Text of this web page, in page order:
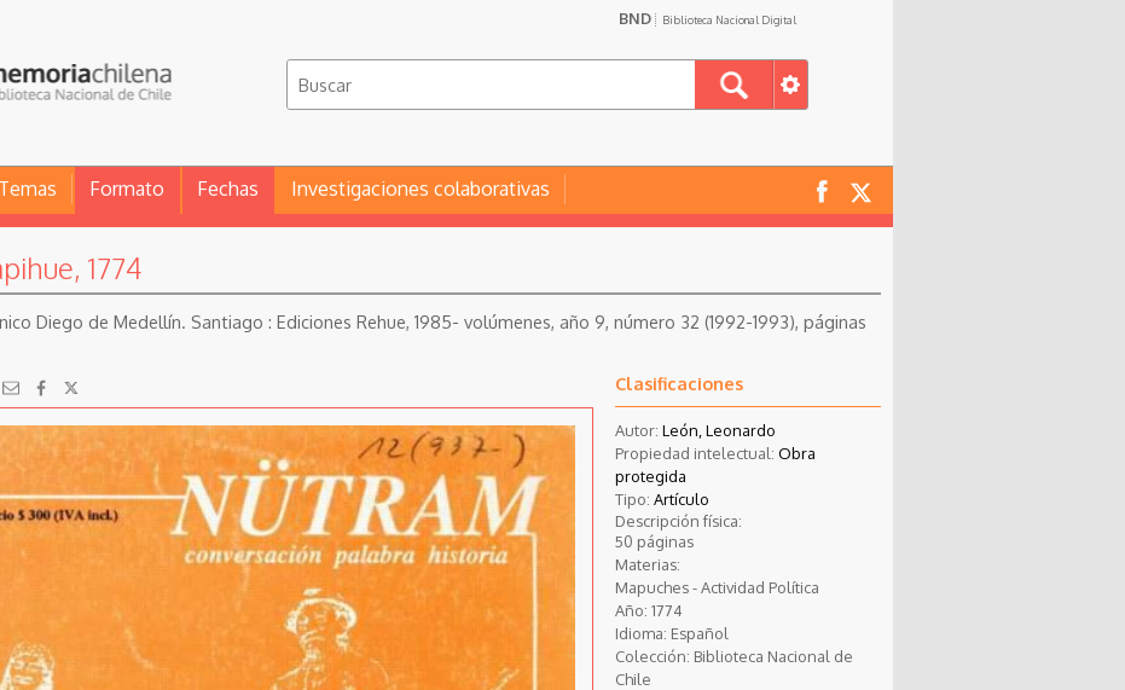
BND Biblioteca Nacional Digital
Temas Formato Fechas Investigaciones colaborativas
1774
Diego de Medellín. Santiago : Ediciones Rehue, 1985- volúmenes, año 9, número 32 (1992-1993), páginas
Clasificaciones
Autor: León, Leonardo
Propiedad intelectual: Obra
protegida
Tipo: Artículo
Descripción física:
50 páginas
Materias:
Mapuches - Actividad Política
Año: 1774
Idioma: Español
Colección: Biblioteca Nacional de
Chile